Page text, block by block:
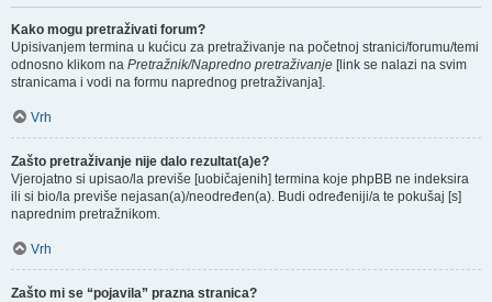
Kako mogu pretraživati forum?
Upisivanjem termina u kućicu za pretraživanje na početnoj stranici/forumu/temi
odnosno klikom na Pretražnik/Napredno pretraživanje [link se nalazi na svim
stranicama i vodi na formu naprednog pretraživanja].
Vrh
Zašto pretraživanje nije dalo rezultat(a)e?
Vjerojatno si upisao/la previše [uobičajenih] termina koje phpBB ne indeksira
ili si bio/la previše nejasan(a)/neodređen(a). Budi određeniji/a te pokušaj [s]
naprednim pretražnikom.
Vrh
Zašto mi se “pojavila” prazna stranica?